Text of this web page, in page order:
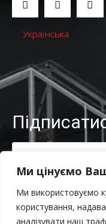
Ми цінуємо
Ми використовуємо
користування,
аналізувати наш
Українська
Я прочитав і